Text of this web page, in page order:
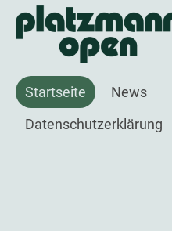
Startseite News
Datenschutzerklärung